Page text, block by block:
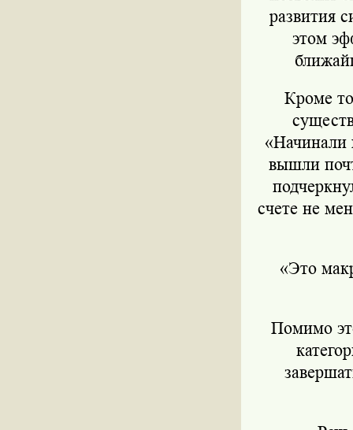
развития
этом
Кроме
«Начинали
вышли
счете не
«Это
Помимо